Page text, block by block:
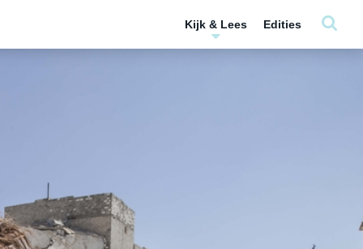
Kijk & Lees Edities